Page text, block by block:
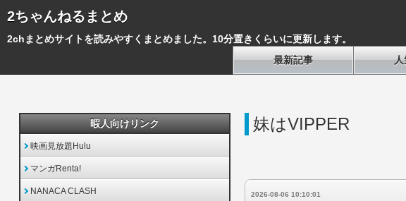
2ちゃんねるまとめ
2chまとめサイトを読みやすくまとめました。10分置きくらいに更新します。
最新記事
人
妹はVIPPER
2026-08-06 10:10:01
暇人向けリンク
映画見放題Hulu
マンガRenta!
NANACA CLASH